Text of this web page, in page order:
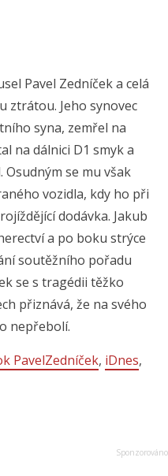
Pavel Zedníček a celá
ztrátou. Jeho synovec
syna, zemřel na
na dálnici D1 smyk a
se mu však
vozidla, kdy ho při
dodávka. Jakub
a po boku strýce
soutěžního pořadu
se s tragédii těžko
přiznává, že na svého
nepřebolí.
PavelZedníček, iDnes,